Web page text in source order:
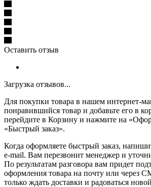
Оставить отзыв
Загрузка отзывов...
Для покупки товара в нашем интернет-
понравившийся товар и добавьте его в
перейдите в Корзину и нажмите на
«Быстрый заказ».
Когда оформляете быстрый заказ,
e-mail. Вам перезвонит менеджер и
По результатам разговора вам придет
оформления товара на почту или через
только ждать доставки и радоваться